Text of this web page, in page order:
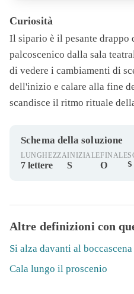
Curiosità
Il sipario è il pesante
palcoscenico dalla sala
di vedere i cambiamenti di
dell'inizio e calare alla fine
scandisce il ritmo rituale
Schema della soluzione
LUNGHEZZA
7 lettere
INIZIALE
S
FINALE
O
Altre definizioni con
Si alza davanti al boccascena
Cala lungo il proscenio